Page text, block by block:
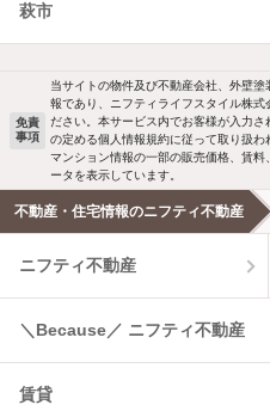
萩市
免責
事項
当サイトの物件及び不動産会社、外壁
報であり、ニフティライフスタイル株
ださい。本サービス内でお客様が入力
の定める個人情報規約に従って取り扱わ
マンション情報の一部の販売価格、賃
ータを表示しています。
不動産・住宅情報のニフティ不動産
ニフティ不動産
＼Because／ ニフティ不動産
賃貸